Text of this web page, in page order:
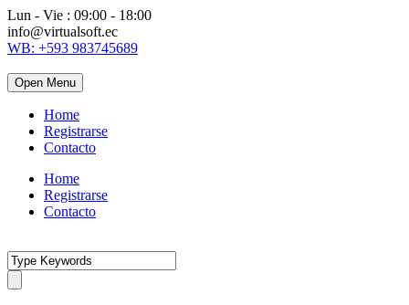
Lun - Vie : 09:00 - 18:00
info@virtualsoft.ec
WB: +593 983745689
Open Menu
Home
Registrarse
Contacto
Home
Registrarse
Contacto